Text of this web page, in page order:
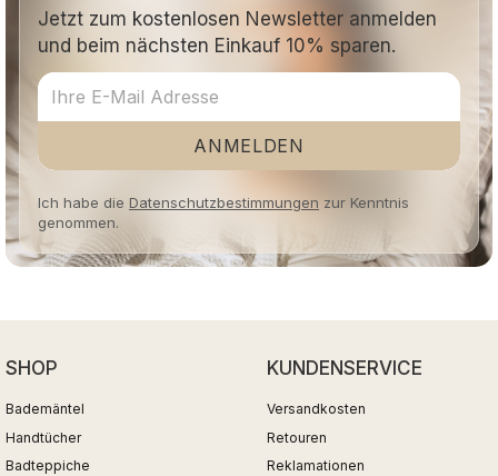
Jetzt zum kostenlosen Newsletter anmelden
und beim nächsten Einkauf 10% sparen.
ANMELDEN
Ich habe die Datenschutzbestimmungen zur Kenntnis
genommen.
SHOP
Bademäntel
Handtücher
Badteppiche
KUNDENSERVICE
Versandkosten
Retouren
Reklamationen